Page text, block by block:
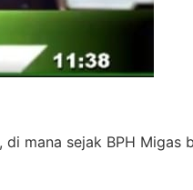
mana sejak BPH Migas